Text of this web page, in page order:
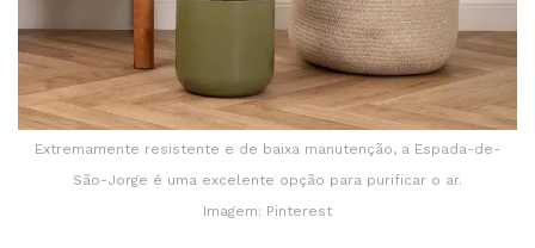
Extremamente resistente e de baixa manutenção, a Espada-de-
São-Jorge é uma excelente opção para purificar o ar.
Imagem: Pinterest